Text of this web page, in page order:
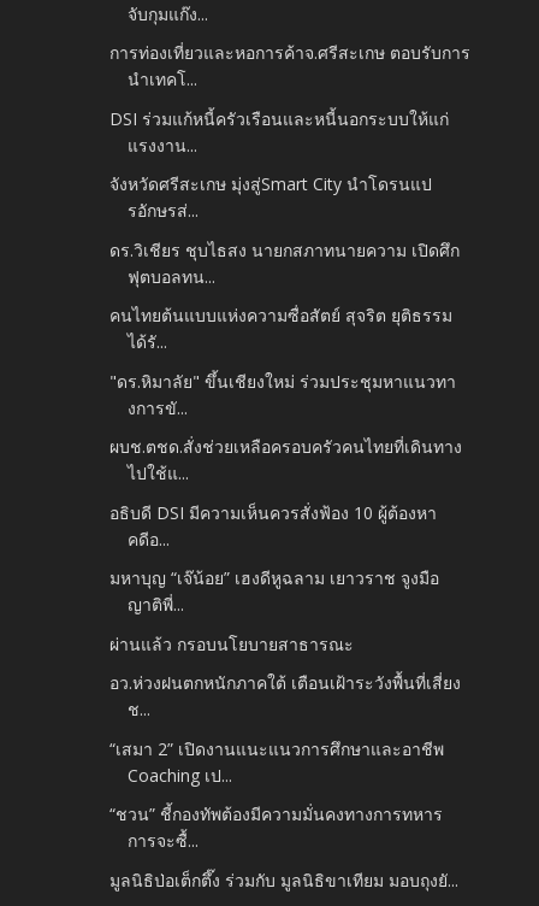
จับกุมแก๊ง...
การท่องเที่ยวและหอการค้าจ.ศรีสะเกษ ตอบรับการ
นำเทคโ...
DSI ร่วมแก้หนี้ครัวเรือนและหนี้นอกระบบให้แก่
แรงงาน...
จังหวัดศรีสะเกษ มุ่งสู่Smart City นำโดรนแป
รอักษรส่...
ดร.วิเชียร ชุบไธสง นายกสภาทนายความ เปิดศึก
ฟุตบอลทน...
คนไทยต้นแบบแห่งความซื่อสัตย์ สุจริต ยุติธรรม
ได้รั...
"ดร.หิมาลัย" ขึ้นเชียงใหม่ ร่วมประชุมหาแนวทา
งการขั...
ผบช.ตชด.สั่งช่วยเหลือครอบครัวคนไทยที่เดินทาง
ไปใช้แ...
อธิบดี DSI มีความเห็นควรสั่งฟ้อง 10 ผู้ต้องหา
คดีอ...
มหาบุญ “เจ๊น้อย” เฮงดีหูฉลาม เยาวราช จูงมือ
ญาติพี่...
ผ่านแล้ว กรอบนโยบายสาธารณะ
อว.ห่วงฝนตกหนักภาคใต้ เตือนเฝ้าระวังพื้นที่เสี่ยง
ช...
“เสมา 2” เปิดงานแนะแนวการศึกษาและอาชีพ
Coaching เป...
“ชวน” ชี้กองทัพต้องมีความมั่นคงทางการทหาร
การจะซื้...
มูลนิธิป่อเต็กตึ๊ง ร่วมกับ มูลนิธิขาเทียม มอบถุงยั...